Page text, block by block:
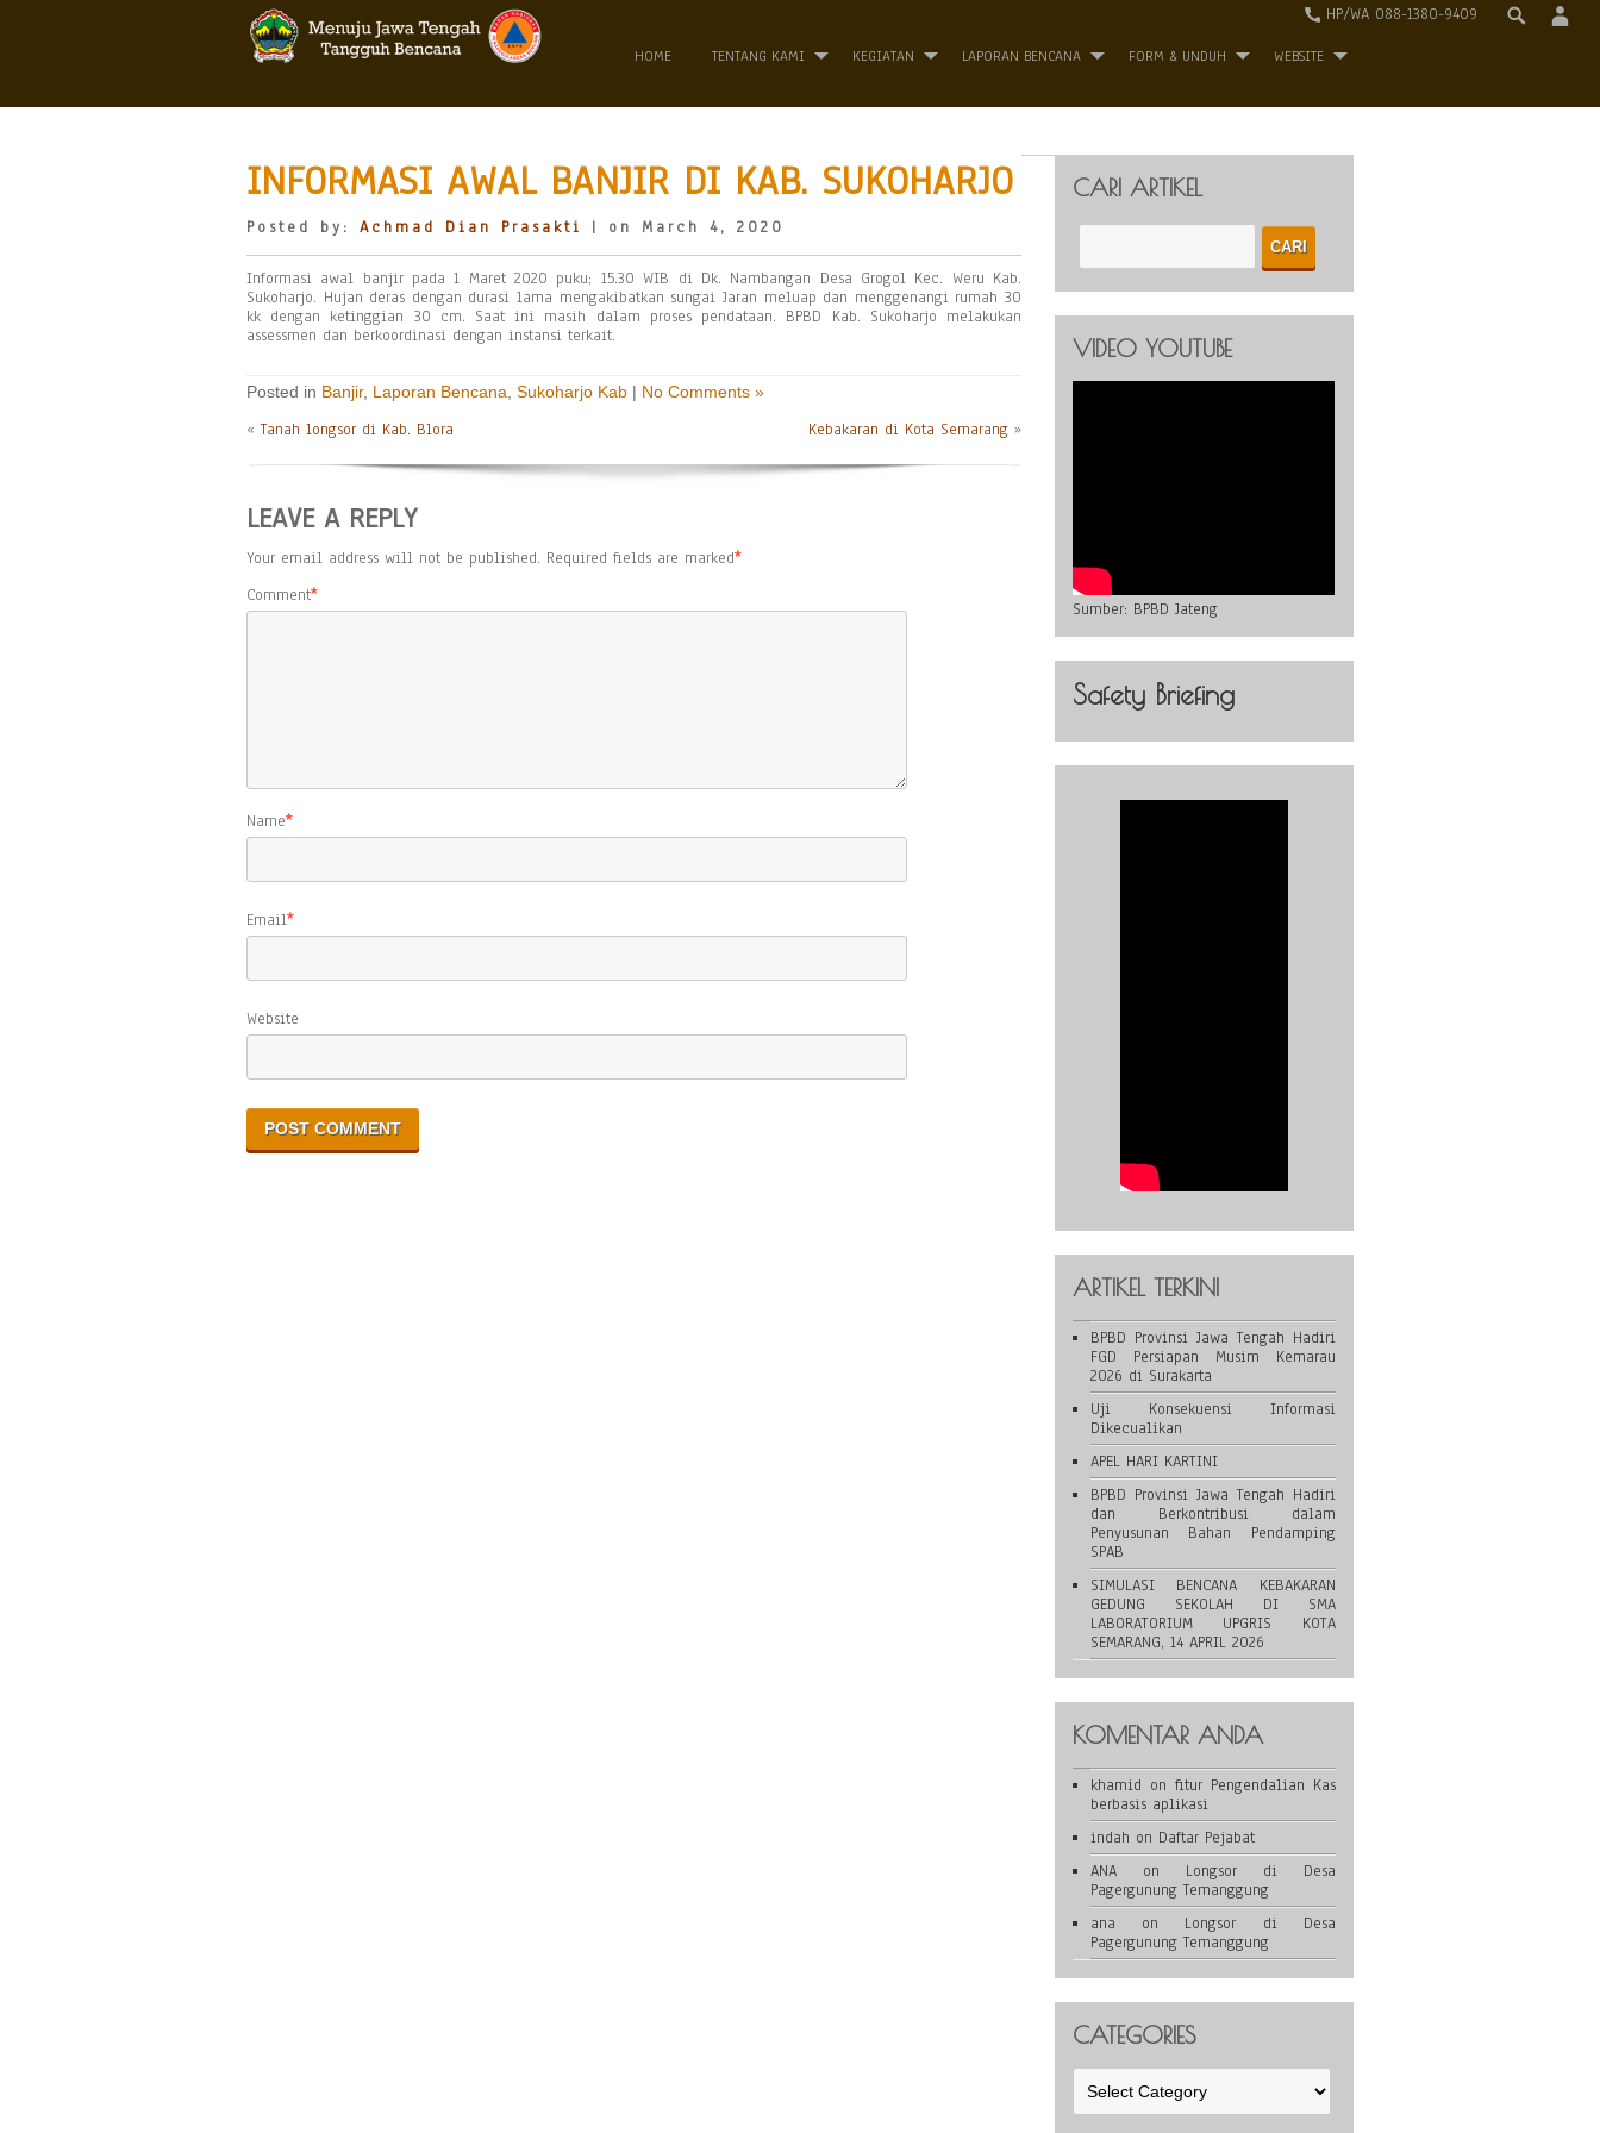
HP/WA 088-1380-9409
HOME TENTANG KAMI KEGIATAN LAPORAN BENCANA FORM & UNDUH WEBSITE
INFORMASI AWAL BANJIR DI KAB. SUKOHARJO
Posted by: Achmad Dian Prasakti | on March 4, 2020
Informasi awal banjir pada 1 Maret 2020 puku; 15.30 WIB di Dk. Nambangan Desa Grogol Kec. Weru Kab.
Sukoharjo. Hujan deras dengan durasi lama mengakibatkan sungai Jaran meluap dan menggenangi rumah 30
kk dengan ketinggian 30 cm. Saat ini masih dalam proses pendataan. BPBD Kab. Sukoharjo melakukan
assessmen dan berkoordinasi dengan instansi terkait.
Posted in Banjir, Laporan Bencana Sukoharjo Kab | No Comments »
«Tanah longsor di Kab. Blora Kebakaran di Kota Semarang »
LEAVE A REPLY
Your email address will not be published. Required fields are marked*
Comment*
Name*
Email*
Website
CARI ARTIKEL
VIDEO YOUTUBE
Sumber: BPBD Jateng
Safety Briefing
ARTIKEL TERKINI
BPBD Provinsi Jawa Tengah Hadiri
FGD Persiapan Musim Kemarau
2026 di Surakarta
Uji Konsekuensi Informasi
Dikecualikan
APEL HARI KARTINI
BPBD Provinsi Jawa Tengah Hadiri
dan Berkontribusi dalam
Penyusunan Bahan Pendamping
SPAB
SIMULASI BENCANA KEBAKARAN
GEDUNG SEKOLAH DI SMA
LABORATORIUM UPGRIS KOTA
SEMARANG, 14 APRIL 2026
KOMENTAR ANDA
khamid on fitur Pengendalian Kas
berbasis aplikasi
indah on Daftar Pejabat
ANAon Longsor di Desa
Pagergunung Temanggung
ana on Longsor di Desa
Pagergunung Temanggung
CATEGORIES
Categories